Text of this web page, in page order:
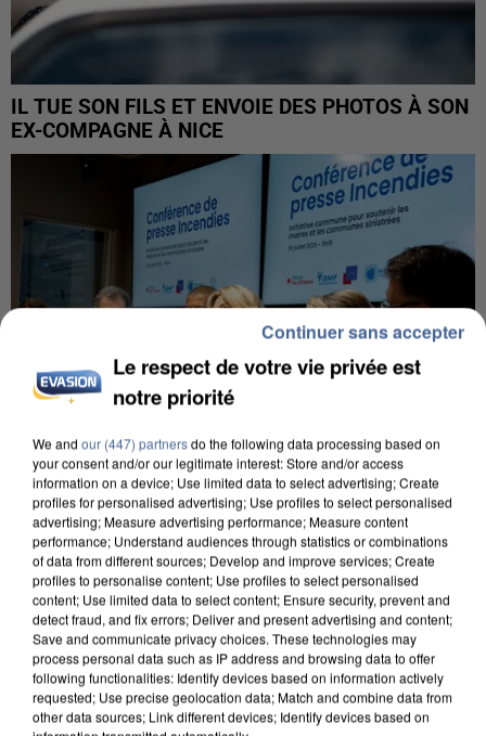
IL TUE SON FILS ET ENVOIE DES PHOTOS À SON
EX-COMPAGNE À NICE
INCENDIES : L’ÎLE-DE-FRANCE LANCE UN ÉLAN
DE SOLIDARITÉ AVEC LES...
Le respect de votre vie privée est
notre priorité
We and our (447) partnersdo the following data processing based on
your consent and/or our legitimate interest: Store and/or access
information on a device; Use limited data to select advertising; Create
profiles for personalised advertising; Use profiles to select personalised
advertising; Measure advertising performance; Measure content
performance; Understand audiences through statistics or combinations
of data from different sources; Develop and improve services; Create
profiles to personalise content; Use profiles to select personalised
content; Use limited data to select content; Ensure security, prevent and
detect fraud, and fix errors; Deliver and present advertising and content;
Save and communicate privacy choices. These technologies may
process personal data such as IP address and browsing data to offer
following functionalities: Identify devices based on information actively
requested; Use precise geolocation data; Match and combine data from
other data sources; Link different devices; Identify devices based on
Continuer sans accepter